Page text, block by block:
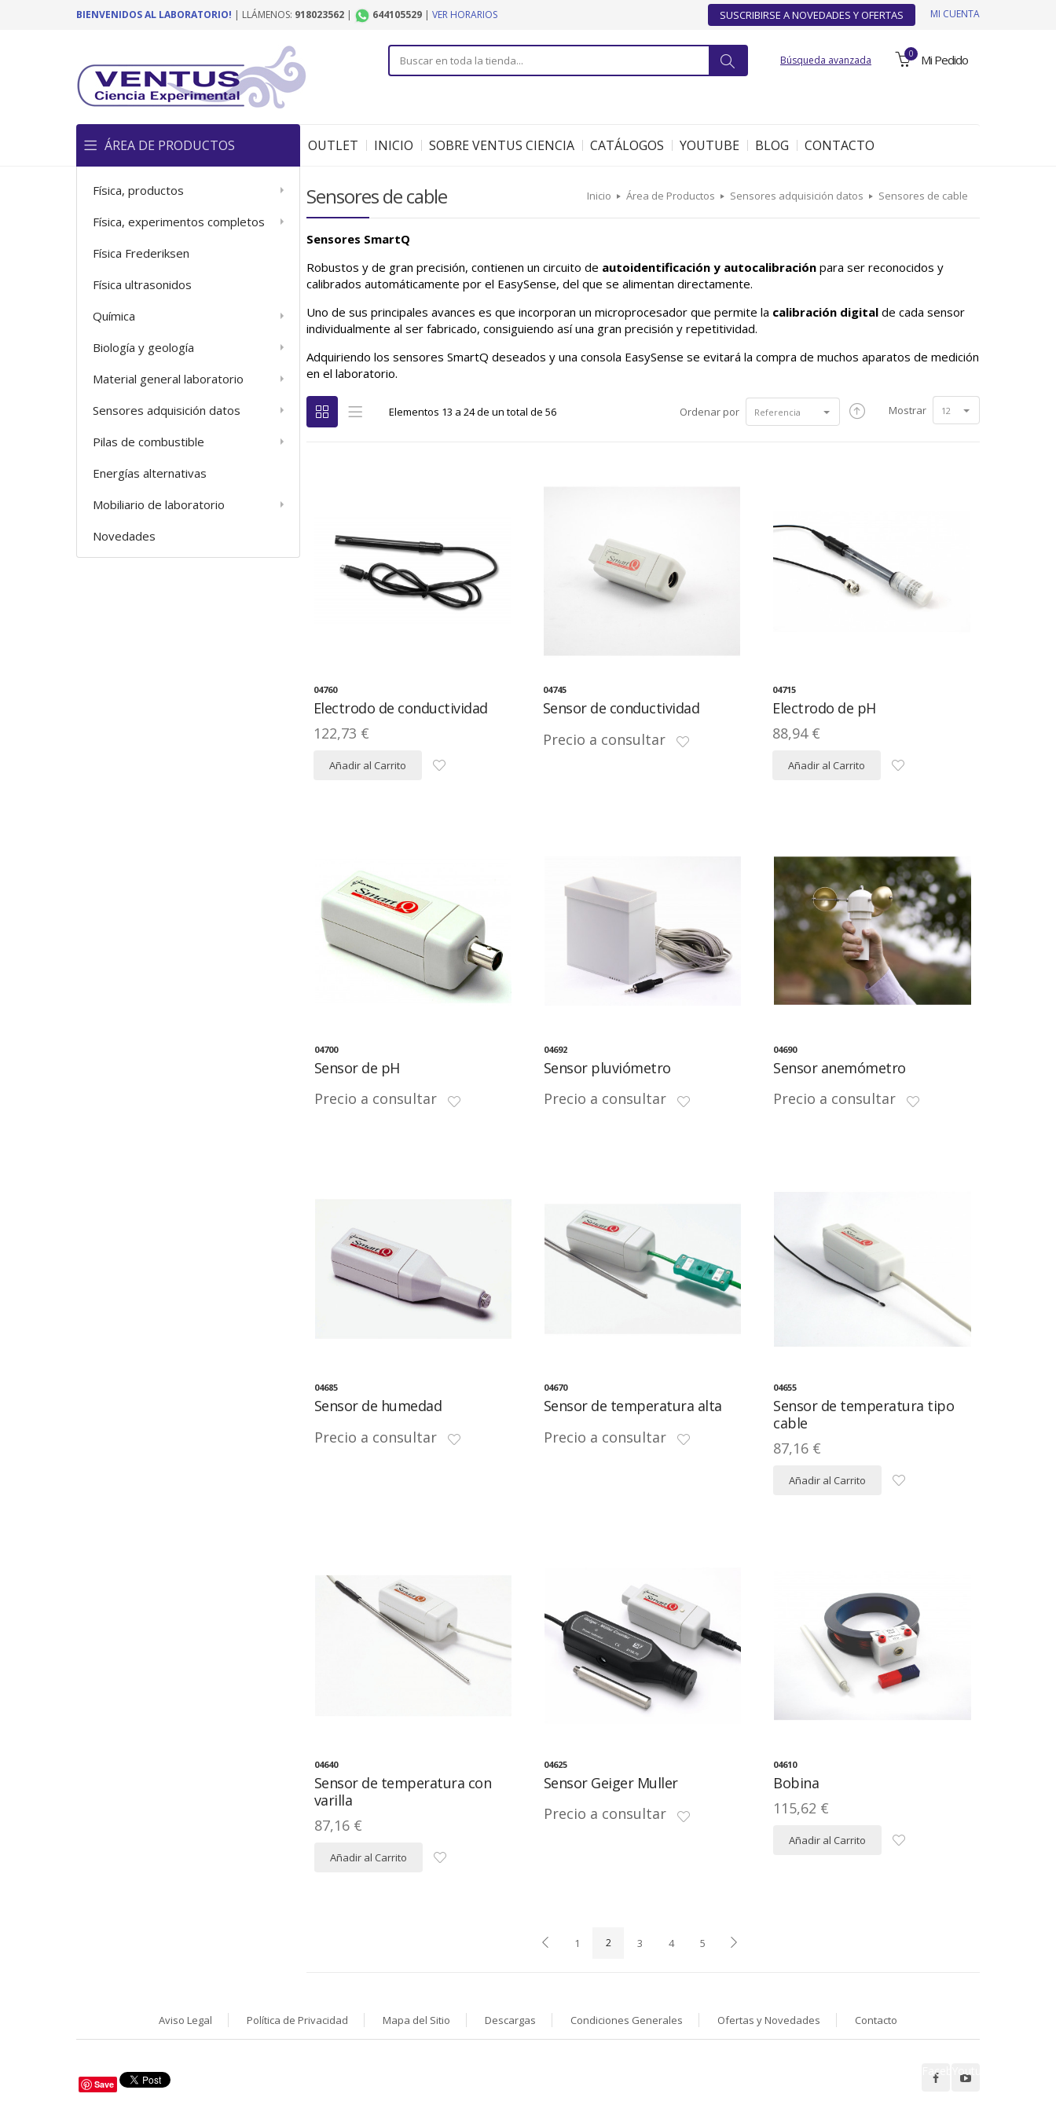
BIENVENIDOS AL LABORATORIO! | LLÁMENOS: 918023562 | 644105529 | VER HORARIOS SUSCRIBIRSE A NOVEDADES Y OFERTAS MI CUENTA
Búsqueda avanzada 0 Mi Pedido
ÁREA DE PRODUCTOS
Física, productos
Física, experimentos completos
Física Frederiksen
Física ultrasonidos
Química
Biología y geología
Material general laboratorio
Sensores adquisición datos
Pilas de combustible
Energías alternativas
Mobiliario de laboratorio
Novedades
OUTLET INICIO SOBRE VENTUS CIENCIA CATÁLOGOS YOUTUBE BLOG CONTACTO
Sensores de cable Inicio Área de Productos Sensores adquisición datos Sensores de cable
Sensores SmartQ
Robustos y de gran precisión, contienen un circuito de autoidentificación y autocalibraciónpara ser reconocidos y
calibrados automáticamente por el EasySense, del que se alimentan directamente.
Uno de sus principales avances es que incorporan un microprocesador que permite la calibración digitalde cada sensor
individualmente al ser fabricado, consiguiendo así una gran precisión y repetitividad.
Adquiriendo los sensores SmartQ deseados y una consola EasySense se evitará la compra de muchos aparatos de medición
en el laboratorio.
Elementos 13 a 24 de un total de 56 Mostrar 12
Ordenar por Referencia
04760
Electrodo de conductividad
122,73 €
Añadir al Carrito
04745
Sensor de conductividad
Precio a consultar
04715
Electrodo de pH
88,94 €
Añadir al Carrito
04700
Sensor de pH
Precio a consultar
04692
Sensor pluviómetro
Precio a consultar
04690
Sensor anemómetro
Precio a consultar
04685
Sensor de humedad
Precio a consultar
04670
Sensor de temperatura alta
Precio a consultar
04655
Sensor de temperatura tipo
cable
87,16 €
Añadir al Carrito
04640
Sensor de temperatura con
varilla
87,16 €
Añadir al Carrito
04625
Sensor Geiger Muller
Precio a consultar
04610
Bobina
115,62 €
Añadir al Carrito
1 2 3 4 5
Aviso Legal Política de Privacidad Mapa del Sitio Descargas Condiciones Generales Ofertas y Novedades Contacto
Save
FacebookYoutube